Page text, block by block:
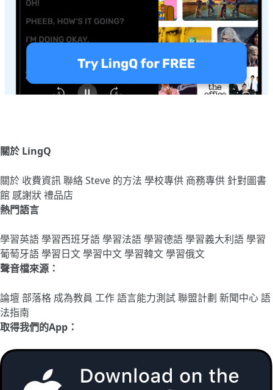
關於 LingQ
關於 收費資訊聯絡Steve 的方法 學校專供 商務專供 針對圖書
館 感謝狀禮品店
熱門語言
學習英語學習西班牙語學習法語學習德語學習義大利語學習
葡萄牙語學習日文學習中文學習韓文學習俄文
聲音檔來源：
論壇部落格 成為教員 工作語言能力測試聯盟計劃 新聞中心語
法指南
取得我們的App：